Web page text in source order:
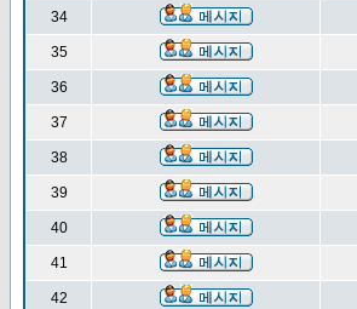
34
35
36
37
38
39
40
41
42